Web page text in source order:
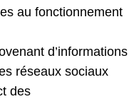
au fonctionnement
d’informations
réseaux sociaux
des